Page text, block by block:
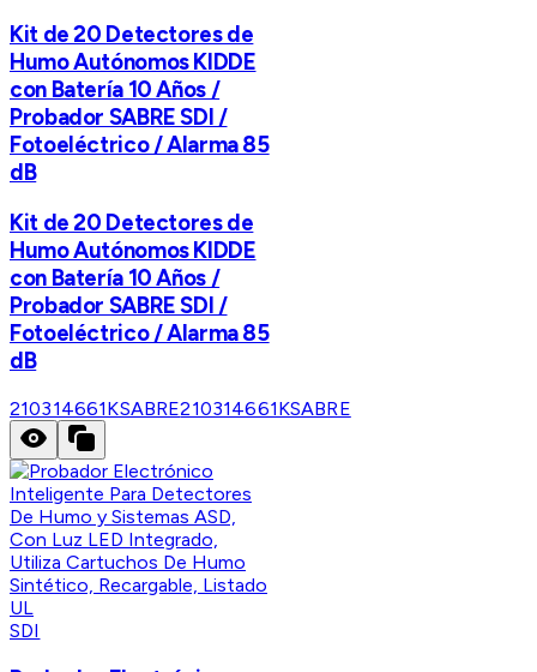
Kit de 20 Detectores de
Humo Autónomos KIDDE
con Batería 10 Años /
Probador SABRE SDI /
Fotoeléctrico / Alarma 85
dB
Kit de 20 Detectores de
Humo Autónomos KIDDE
con Batería 10 Años /
Probador SABRE SDI /
Fotoeléctrico / Alarma 85
dB
210314661KSABRE210314661KSABRE
SDI